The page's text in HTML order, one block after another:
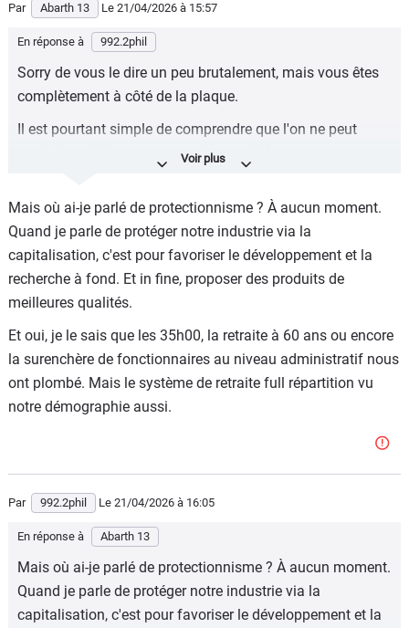
Par Abarth 13 Le 21/04/2026 à 15:57
En réponse à 992.2phil
Sorry de vous le dire un peu brutalement, mais vous êtes
complètement à côté de la plaque.
Il est pourtant simple de comprendre que l'on ne peut
produire un bien au meme prix quand dans :
ans, avec des syndicats, une sécurité sociale et de
multiples avantages
2) la Chine ; régime totalitaire : on travaille 60h/semaine
pour un salaire de misère, sous la surveillance du parti
avec un risque d'emprisonnement en cas de contestation
Il est aussi simple de comprendre qu'en achetant des
produits chinois, on ne fait pas vivre les entreprises
européennes, et que celles-ci vont délocaliser vers des
pays à main d'œuvre bon marché pour réduire leur coûts.
gouvernement ou l'UE ne défende pas les intérêts
français.
Il y a des réalités économiques qui ne peuvent pas se
résoudre à coups de taxes protectionnistes... Trump a
essayé... Sa propre justice lui a donné tort et les
demandes de remboursement commencent à arriver sur la
Mais où ai-je parlé de protectionnisme ? À aucun moment.
Quand je parle de protéger notre industrie via la
capitalisation, c'est pour favoriser le développement et la
recherche à fond. Et in fine, proposer des produits de
meilleures qualités.
Et oui, je le sais que les 35h00, la retraite à 60 ans ou encore
la surenchère de fonctionnaires au niveau administratif nous
ont plombé. Mais le système de retraite full répartition vu
notre démographie aussi.
Par 992.2phil Le 21/04/2026 à 16:05
En réponse à Abarth 13
Mais où ai-je parlé de protectionnisme ? À aucun moment.
Quand je parle de protéger notre industrie via la
capitalisation, c'est pour favoriser le développement et la